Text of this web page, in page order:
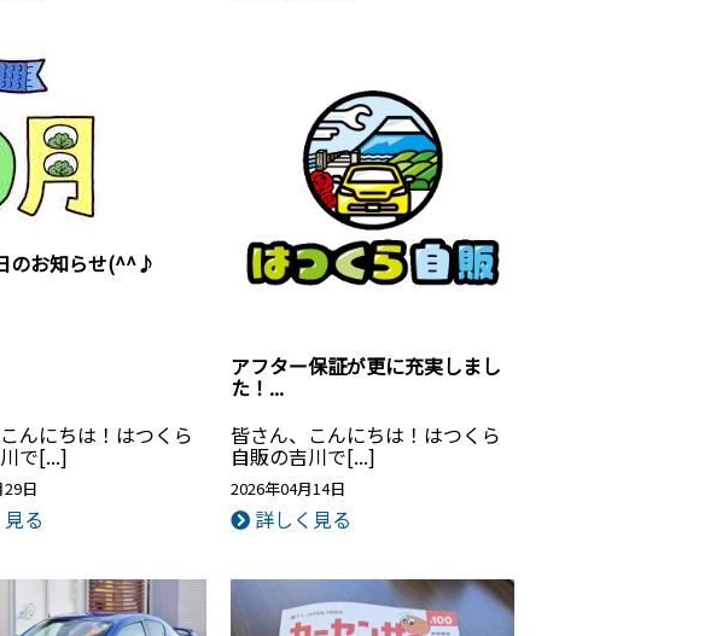
のお知らせ(^^♪
んにちは！はつくら
で[...]
29日
る
アフター保証が更に充実しまし
た！...
皆さん、こんにちは！はつくら
自販の吉川で[...]
2026年04月14日
詳しく見る